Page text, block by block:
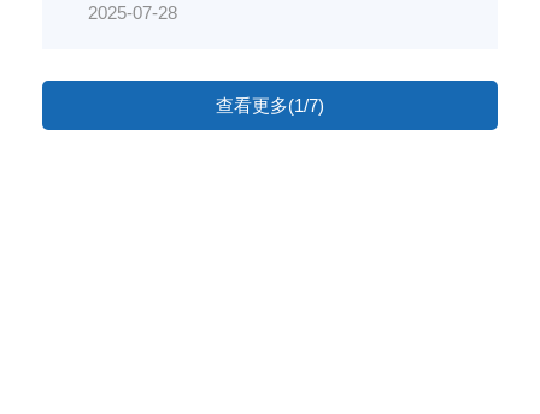
2025-07-28
查看更多(1/7)